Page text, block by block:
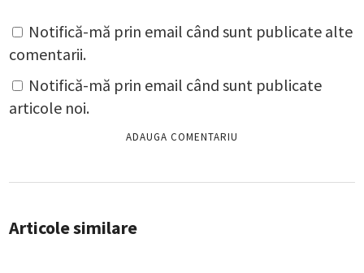
Notifică-mă prin email când sunt publicate alte
comentarii.
Notifică-mă prin email când sunt publicate
articole noi.
Articole similare